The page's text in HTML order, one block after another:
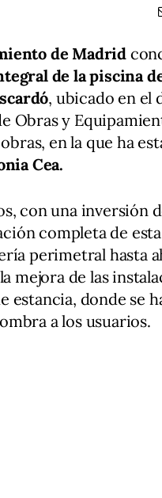
de Madrid
de la piscina
, ubicado en el
Obras y
en la que ha
Cea.
con una inversión
completa de esta
perimetral hasta
mejora de las
estancia, donde se
a los usuarios.